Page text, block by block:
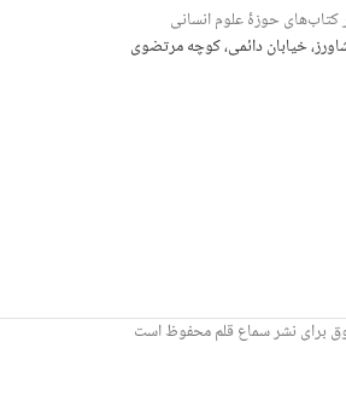
کتاب‌های حوزۀ علوم انسانی
خیابان دائمی، کوچه مرتضوی
برای نشر سماع قلم محفوظ است